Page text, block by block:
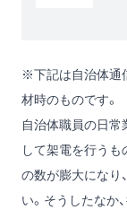
※下記は自治体通
材時のものです。
自治体職員の日常
して架電を行うも
の数が膨大になり
い。そうしたなか